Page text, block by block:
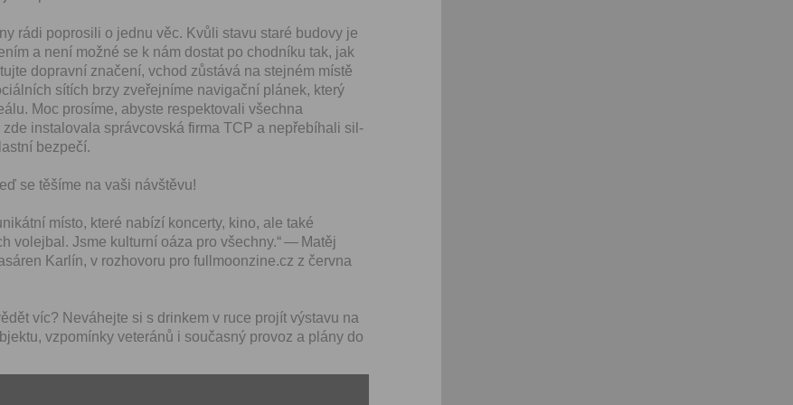
rádi poprosili o jed­nu věc. Kvůli stavu staré budovy je
a není možné se k nám dostat po chod­níku tak, jak
dopravní značení, vchod zůstává na ste­jném místě
sítích brzy zveře­jníme nav­i­gační plánek, který
Moc prosíme, abyste respek­to­vali všech­na
zde instalo­vala správ­cov­ská fir­ma TCP a nepře­bíhali sil­
bezpečí.
se těšíme na vaši návštěvu!
mís­to, které nabízí kon­cer­ty, kino, ale také
vole­jbal. Jsme kul­turní oáza pro všech­ny.“ — Matěj
Kar­lín, v rozhovoru pro full​moonzine​.cz z červ­na
víc? Neváhe­jte si s drinkem v ruce pro­jít výs­tavu na
vzpomínky vet­eránů i součas­ný provoz a plány do
nezbytného pro přihlášení uživatele na
webových stránkách a využití jejich
základních funkcí. Souhlas je udělen po
dobu existence uživatelského účtu až do
jeho odstranění, nebo do odvolání
Vašeho souhlasu se zpracováním
osobních údajů pro tento účel.
emailem newsletter“ udělujete souhlas
se zpracováním výše uvedených
osobních údajů za účelem rozesílání
redakčních a marketingových sdělení
Souhlas je udělen po dobu pěti let, nebo
do odvolání Vašeho souhlasu se
zpracováním osobních údajů pro tento